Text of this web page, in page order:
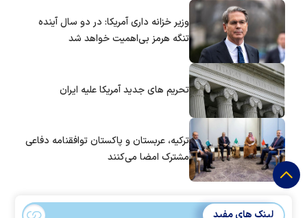
وزیر خزانه داری آمریکا: در دو سال آینده
تنگه هرمز بی‌اهمیت خواهد شد
تحریم های جدید آمریکا علیه ایران
ترکیه، عربستان و پاکستان توافقنامه دفاعی
مشترک امضا می‌کنند
لینک های مفید